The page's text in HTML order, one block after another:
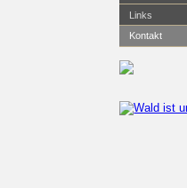
Links
Kontakt